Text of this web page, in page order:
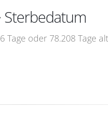
Sterbedatum
Tage oder 78.208 Tage